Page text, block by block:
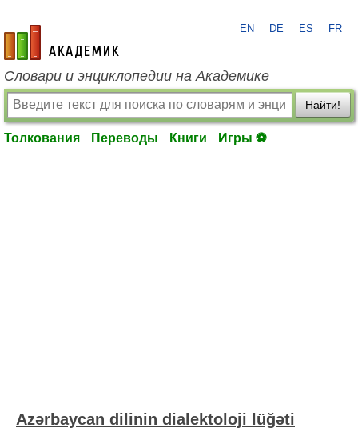
academic.ru
EN DE ES FR
Словари и энциклопедии на Академике
Найти!
Толкования Переводы Книги Игры ⚽
Azərbaycan dilinin dialektoloji lüğəti